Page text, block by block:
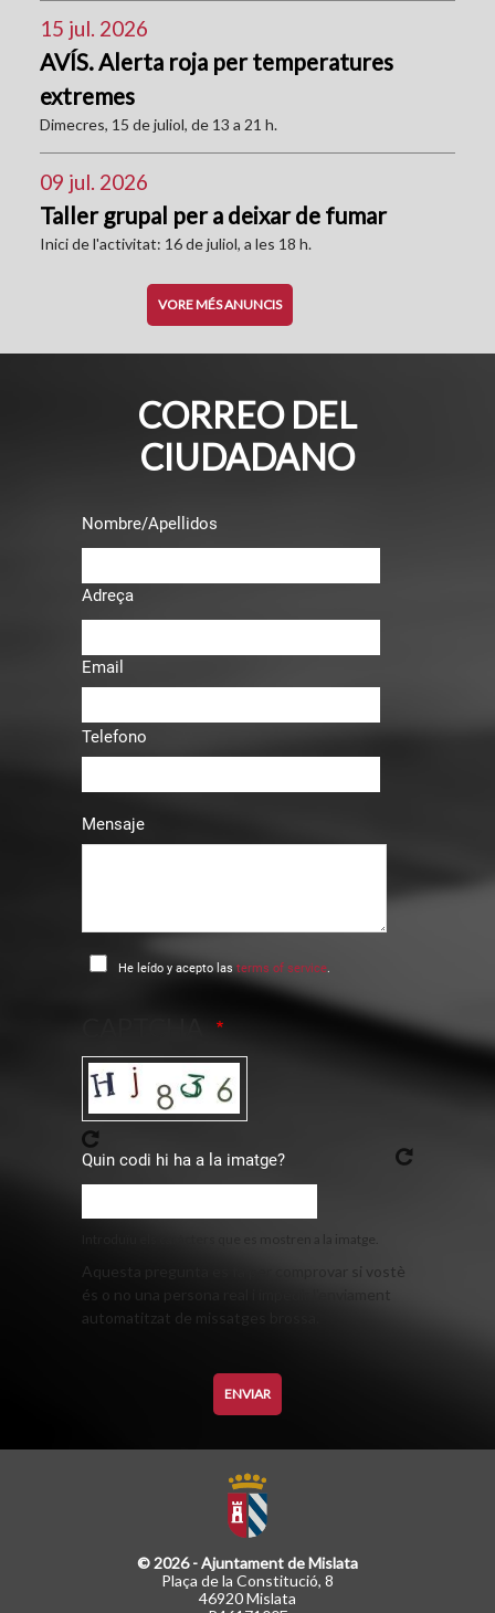
15 jul. 2026
AVÍS. Alerta roja per temperatures
extremes
Dimecres, 15 de juliol, de 13 a 21 h.
09 jul. 2026
Taller grupal per a deixar de fumar
Inici de l'activitat: 16 de juliol, a les 18 h.
VORE MÉS ANUNCIS
CORREO DEL
CIUDADANO
Nombre/Apellidos
Adreça
Email
Telefono
Mensaje
He leído y acepto las terms of service.
Quin codi hi ha a la imatge?
Introduïu els caràcters que es mostren a la imatge.
Aquesta pregunta es fa per comprovar si vostè
és o no una persona real i impedir l'enviament
automatitzat de missatges brossa.
© 2026 - Ajuntament de Mislata
Plaça de la Constitució, 8
46920 Mislata